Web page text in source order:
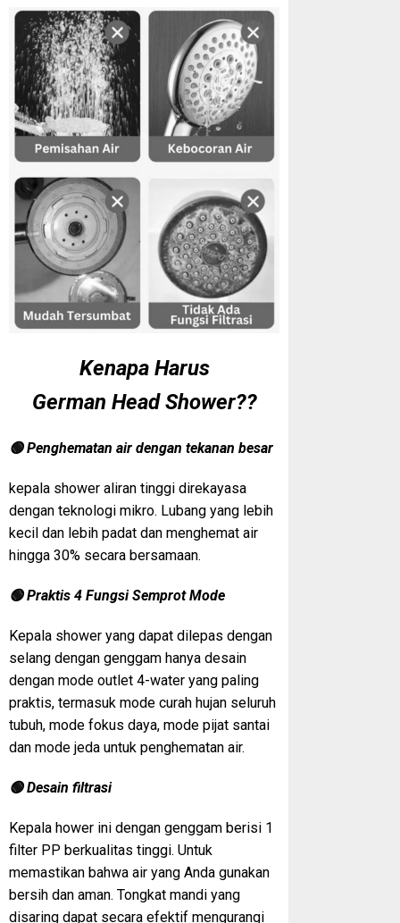
Kenapa Harus
German Head Shower??
🟢 Penghematan air dengan tekanan besar
kepala shower aliran tinggi direkayasa
dengan teknologi mikro. Lubang yang lebih
kecil dan lebih padat dan menghemat air
hingga 30% secara bersamaan.
🟢 Praktis 4 Fungsi Semprot Mode
Kepala shower yang dapat dilepas dengan
selang dengan genggam hanya desain
dengan mode outlet 4-water yang paling
praktis, termasuk mode curah hujan seluruh
tubuh, mode fokus daya, mode pijat santai
dan mode jeda untuk penghematan air.
🟢 Desain filtrasi
Kepala hower ini dengan genggam berisi 1
filter PP berkualitas tinggi. Untuk
memastikan bahwa air yang Anda gunakan
bersih dan aman. Tongkat mandi yang
disaring dapat secara efektif mengurangi